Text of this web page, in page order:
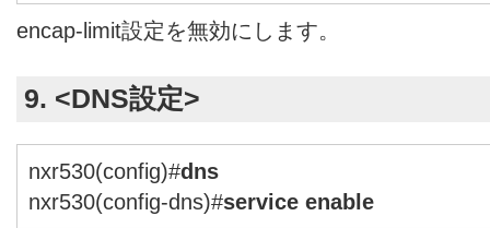
encap-limit設定を無効にします。
9. <DNS設定>
nxr530(config)#dns
nxr530(config-dns)#service enable